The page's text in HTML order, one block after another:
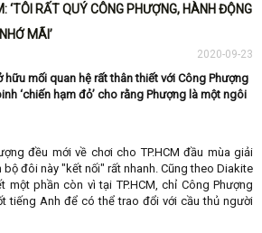
‘TÔI RẤT QUÝ CÔNG PHƯỢNG, HÀNH ĐỘNG
MÃI’
2020-09-23
mối quan hệ rất thân thiết với Công Phượng
‘chiến hạm đỏ’ cho rằng Phượng là một ngôi
đều mới về chơi cho TP.HCM đầu mùa giải
bộ đôi này "kết nối" rất nhanh. Cũng theo Diakite
phần còn vì tại TP.HCM, chỉ Công Phượng
tiếng Anh để có thể trao đổi với cầu thủ người